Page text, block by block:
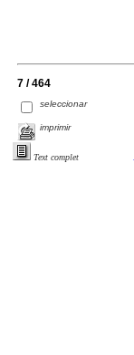
7 / 464
seleccionar
imprimir
Text complet